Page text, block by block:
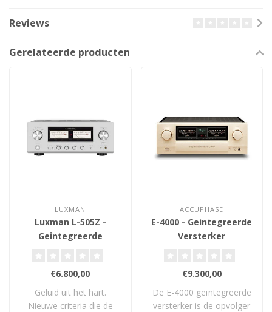
Reviews
Gerelateerde producten
LUXMAN
Luxman L-505Z -
Geintegreerde
€6.800,00
Geluid uit het hart.
Nieuwe criteria die de
ACCUPHASE
E-4000 - Geintegreerde
Versterker
€9.300,00
De E-4000 geïntegreerde
versterker is de opvolger